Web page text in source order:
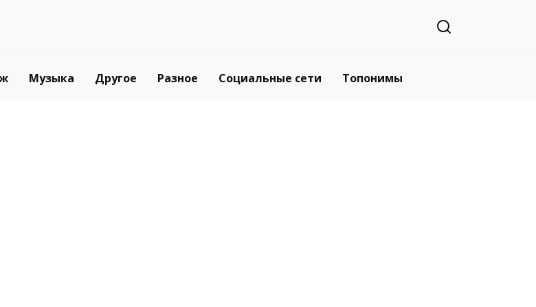
Музыка Другое Разное Социальные сети Топонимы